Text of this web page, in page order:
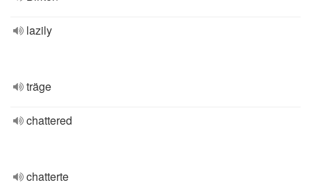
lazily
träge
chattered
chatterte